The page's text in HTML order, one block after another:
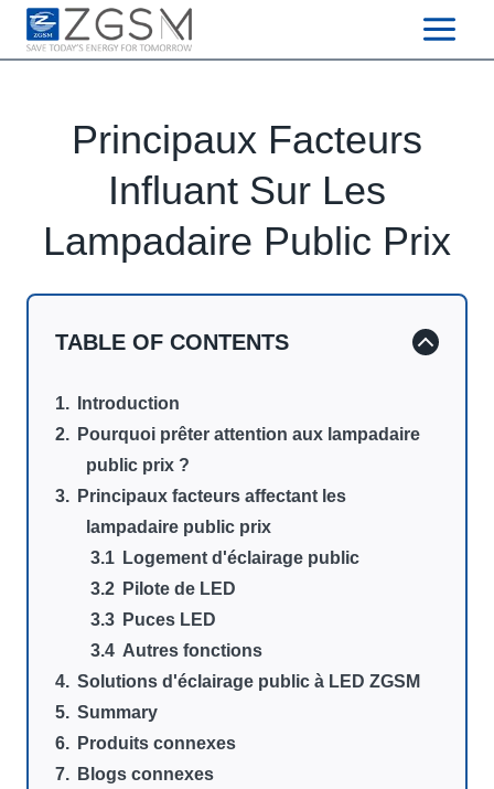
Skip
Principaux Facteurs
Influant Sur Les
Lampadaire Public Prix
TABLE OF CONTENTS
Introduction
Pourquoi prêter attention aux lampadaire
public prix ?
Principaux facteurs affectant les
lampadaire public prix
Logement d'éclairage public
Pilote de LED
Puces LED
Autres fonctions
Solutions d'éclairage public à LED ZGSM
Summary
Produits connexes
Blogs connexes